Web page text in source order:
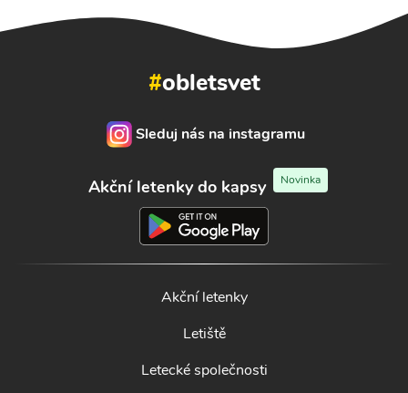
#obletsvet
Sleduj nás na instagramu
Akční letenky do kapsy Novinka
Akční letenky
Letiště
Letecké společnosti